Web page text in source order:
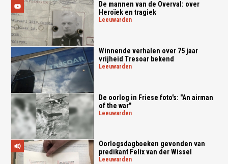
De mannen van de Overval: over
Heroïek en tragiek
leeuwarden
Winnende verhalen over 75 jaar
vrijheid Tresoar bekend
leeuwarden
De oorlog in Friese foto's: "An airman
of the war"
leeuwarden
Oorlogsdagboeken gevonden van
predikant Felix van der Wissel
leeuwarden